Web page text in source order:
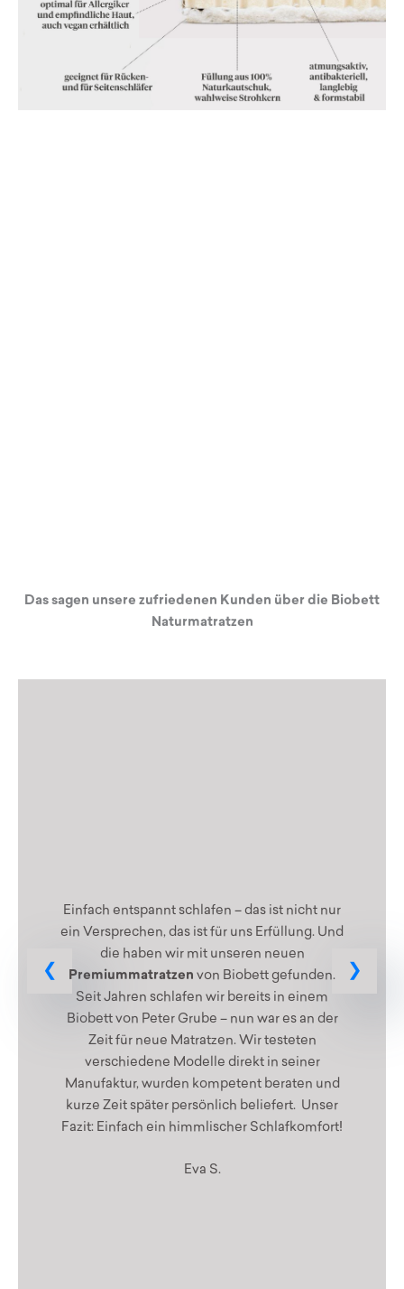
Das sagen unsere zufriedenen Kunden über die Biobett
Naturmatratzen
Einfach entspannt schlafen – das ist nicht nur
ein Versprechen, das ist für uns Erfüllung. Und
die haben wir mit unseren neuen
Premiummatratzen von Biobett gefunden.
Seit Jahren schlafen wir bereits in einem
Biobett von Peter Grube – nun war es an der
Zeit für neue Matratzen. Wir testeten
verschiedene Modelle direkt in seiner
Manufaktur, wurden kompetent beraten und
kurze Zeit später persönlich beliefert. Unser
Fazit: Einfach ein himmlischer Schlafkomfort!
Eva S.